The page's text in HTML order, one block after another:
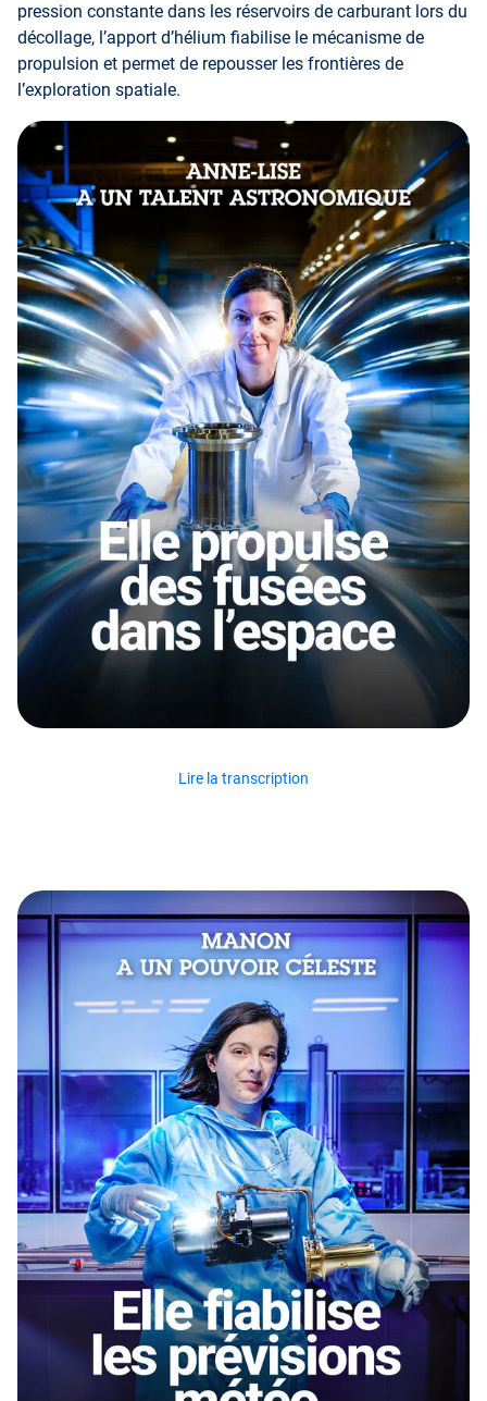
Lire la transcription
pression constante dans les réservoirs de carburant lors du
décollage, l’apport d’hélium fiabilise le mécanisme de
propulsion et permet de repousser les frontières de
l’exploration spatiale.